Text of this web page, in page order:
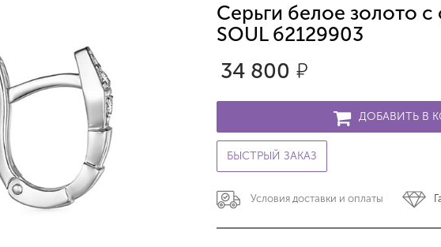
Серьги белое золото
SOUL б2129903
34 800 р.
ДОБАВИТЬ В
БЫСТРЫЙ ЗАКАЗ
Условия доставки и оплаты